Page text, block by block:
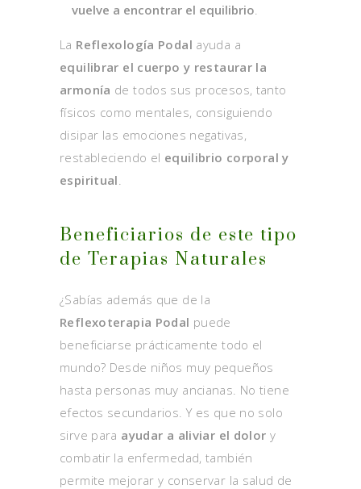
vuelve a encontrar el equilibrio
La Reflexología Podal ayuda a
equilibrar el cuerpo y restaurar la
armonía de todos sus procesos, tanto
físicos como mentales, consiguiendo
disipar las emociones negativas,
restableciendo el equilibrio corporal y
espiritual
Beneficiarios de este tipo
de Terapias Naturales
¿Sabías además que de la
Reflexoterapia Podal puede
beneficiarse prácticamente todo el
mundo? Desde niños muy pequeños
hasta personas muy ancianas. No tiene
efectos secundarios. Y es que no solo
sirve para ayudar a aliviar el dolor y
combatir la enfermedad, también
permite mejorar y conservar la salud de